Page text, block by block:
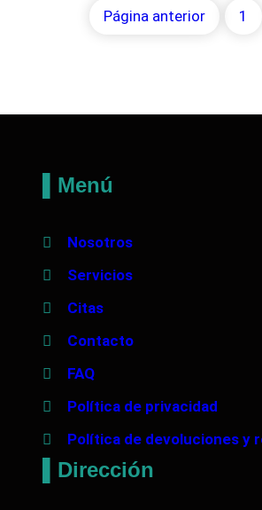
Página anterior 1
▌Menú
Nosotros
Servicios
Citas
Contacto
FAQ
Política de privacidad
Política de devoluciones y
▌Dirección